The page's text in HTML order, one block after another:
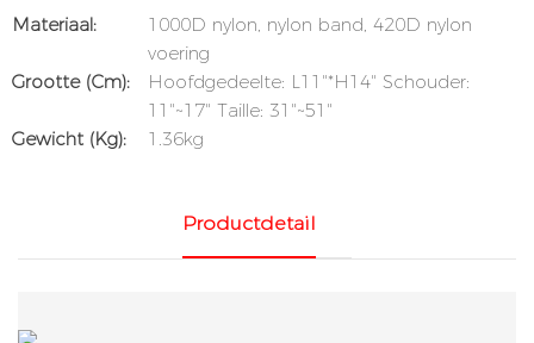
Materiaal:
1000D nylon, nylon band, 420D nylon
voering
Grootte (cm):
Hoofdgedeelte: L11"*H14" Schouder:
11"~17" Taille: 31"~51"
Gewicht (kg):
1.36kg
Productdetail